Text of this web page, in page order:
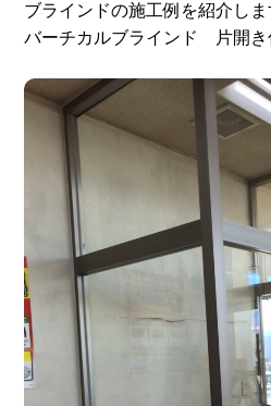
ブラインドの施工例を紹介
バーチカルブラインド 片開